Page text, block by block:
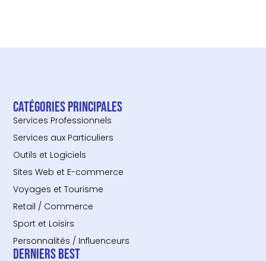
Catégories principales
Services Professionnels
Services aux Particuliers
Outils et Logiciels
Sites Web et E-commerce
Voyages et Tourisme
Retail / Commerce
Sport et Loisirs
Personnalités / Influenceurs
Derniers Best